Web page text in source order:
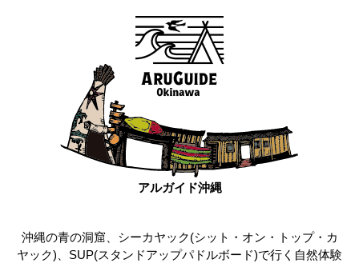
アルガイド沖縄
沖縄の青の洞窟、シーカヤック(シット・オン・トップ・カ
ヤック)、SUP(スタンドアップパドルボード)で行く自然体験